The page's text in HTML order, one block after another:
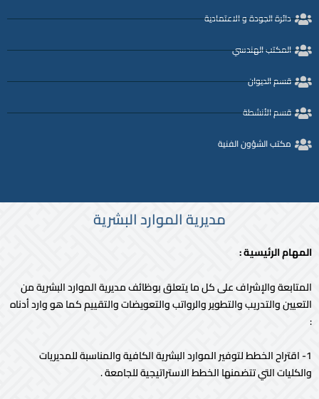
دائرة الجودة و الاعتمادية
المكتب الهندسي
قسم الديوان
قسم الأنشطة
مكتب الشؤون الفنية
مديرية الموارد البشرية
المهام الرئيسية :
المتابعة والإشراف على كل ما يتعلق بوظائف مديرية الموارد البشرية من
التعيين والتدريب والتطوير والرواتب والتعويضات والتقييم كما هو وارد أدناه
:
1- اقتراح الخطط لتوفير الموارد البشرية الكافية والمناسبة للمديريات
والكليات التي تتضمنها الخطط الاستراتيجية للجامعة .